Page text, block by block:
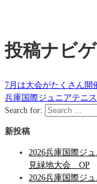
投稿ナビ
7月は大会がたくさん開
兵庫国際ジュニアテニ
Search for:
新投稿
2026兵庫国際ジ
見緑地大会 OP
2026兵庫国際ジ